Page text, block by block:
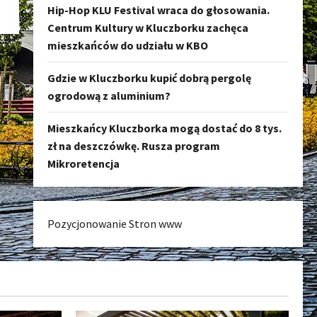
Hip-Hop KLU Festival wraca do głosowania.
Centrum Kultury w Kluczborku zachęca
mieszkańców do udziału w KBO
Gdzie w Kluczborku kupić dobrą pergolę
ogrodową z aluminium?
Mieszkańcy Kluczborka mogą dostać do 8 tys.
zł na deszczówkę. Rusza program
Mikroretencja
Pozycjonowanie Stron www